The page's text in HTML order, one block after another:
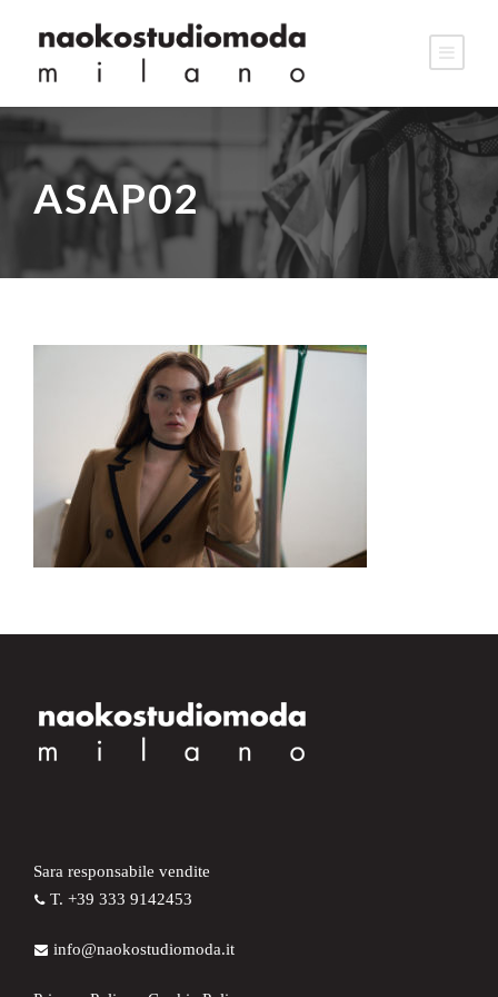
ASAP02
Sara responsabile vendite
T. +39 333 9142453
info@naokostudiomoda.it